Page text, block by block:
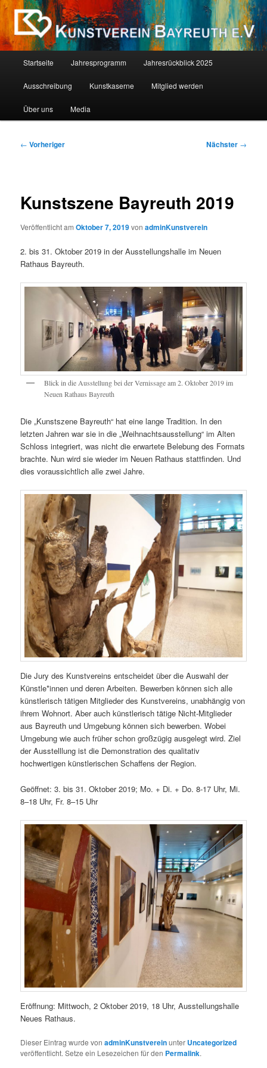
Zum
primären
Inhalt
springenKunstverein Bayreuth E.V.
Als Kind ist jeder ein Künstler. Die Schwierigkeit liegt darin, als Erwachsener
einer zu bleiben. (Pablo Picasso)
Startseite Jahresprogramm Jahresrückblick 2025
Ausschreibung Kunstkaserne Mitglied werden
Über uns Media
Beitragsnavigation
← Vorheriger Nächster →
Kunstszene Bayreuth 2019
Veröffentlicht amOktober 7, 2019vonadminKunstverein
2. bis 31. Oktober 2019 in der Ausstellungshalle im Neuen
Rathaus Bayreuth.
Blick in die Ausstellung bei der Vernissage am 2. Oktober 2019 im
Neuen Rathaus Bayreuth
Die „Kunstszene Bayreuth“ hat eine lange Tradition. In den
letzten Jahren war sie in die „Weihnachtsausstellung“ im Alten
Schloss integriert, was nicht die erwartete Belebung des Formats
brachte. Nun wird sie wieder im Neuen Rathaus stattfinden. Und
dies voraussichtlich alle zwei Jahre.
Die Jury des Kunstvereins entscheidet über die Auswahl der
Künstle*innen und deren Arbeiten. Bewerben können sich alle
künstlerisch tätigen Mitglieder des Kunstvereins, unabhängig von
ihrem Wohnort. Aber auch künstlerisch tätige Nicht-Mitglieder
aus Bayreuth und Umgebung können sich bewerben. Wobei
Umgebung wie auch früher schon großzügig ausgelegt wird. Ziel
der Ausstelllung ist die Demonstration des qualitativ
hochwertigen künstlerischen Schaffens der Region.
Geöffnet: 3. bis 31. Oktober 2019; Mo. + Di. + Do. 8-17 Uhr, Mi.
8–18 Uhr, Fr. 8–15 Uhr
Eröffnung: Mittwoch, 2 Oktober 2019, 18 Uhr, Ausstellungshalle
Neues Rathaus.
Dieser Eintrag wurde vonadminKunstvereinunter Uncategorized
veröffentlicht. Setze ein Lesezeichen für den Permalink.